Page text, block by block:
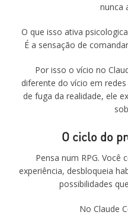
nunca
O que isso ativa
É a sensação de
Por isso o vício no
diferente do vício em
de fuga da realidade, ele
O ciclo do
Pensa num RPG. Você
experiência, desbloqueia
possibilidades
No Claude